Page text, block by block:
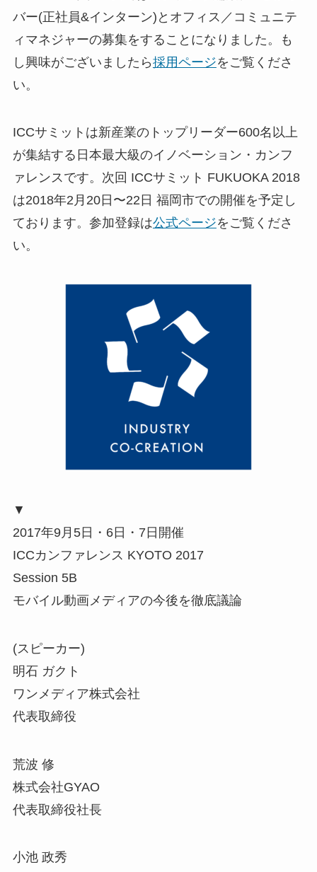
バー(正社員&インターン)とオフィス／コミュニテ
ィマネジャーの募集をすることになりました。も
し興味がございましたら採用ページをご覧くださ
い。
ICCサミットは新産業のトップリーダー600名以上
が集結する日本最大級のイノベーション・カンフ
ァレンスです。次回 ICCサミット FUKUOKA 2018
は2018年2月20日〜22日 福岡市での開催を予定し
ております。参加登録は公式ページをご覧くださ
い。
▼
2017年9月5日・6日・7日開催
ICCカンファレンス KYOTO 2017
Session 5B
モバイル動画メディアの今後を徹底議論
(スピーカー)
明石 ガクト
ワンメディア株式会社
代表取締役
荒波 修
株式会社GYAO
代表取締役社長
小池 政秀